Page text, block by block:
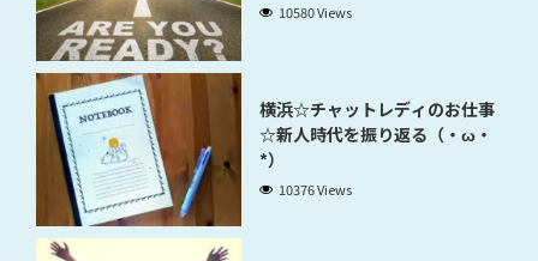
10580 Views
横浜☆チャットレディのお仕事
☆新人時代を振り返る（・ω・
*）
10376 Views